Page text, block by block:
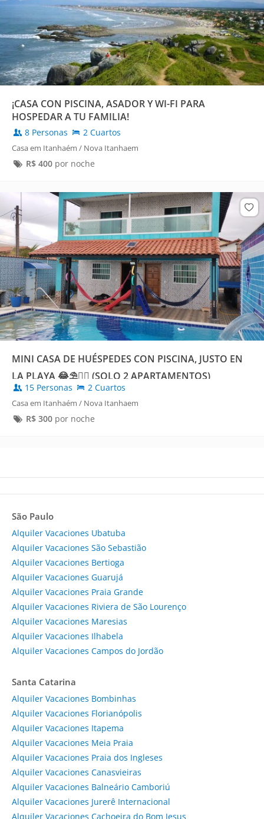
¡CASA CON PISCINA, ASADOR Y WI-FI PARA
HOSPEDAR A TU FAMILIA!
8 Personas 2 Cuartos
Casa em Itanhaém / Nova Itanhaem
R$ 400por noche
MINI CASA DE HUÉSPEDES CON PISCINA, JUSTO EN
LA PLAYA 😂⛱️🏊🏻 (SOLO 2 APARTAMENTOS)
15 Personas 2 Cuartos
Casa em Itanhaém / Nova Itanhaem
R$ 300por noche
São Paulo
Alquiler Vacaciones Ubatuba
Alquiler Vacaciones São Sebastião
Alquiler Vacaciones Bertioga
Alquiler Vacaciones Guarujá
Alquiler Vacaciones Praia Grande
Alquiler Vacaciones Riviera de São Lourenço
Alquiler Vacaciones Maresias
Alquiler Vacaciones Ilhabela
Alquiler Vacaciones Campos do Jordão
Santa Catarina
Alquiler Vacaciones Bombinhas
Alquiler Vacaciones Florianópolis
Alquiler Vacaciones Itapema
Alquiler Vacaciones Meia Praia
Alquiler Vacaciones Praia dos Ingleses
Alquiler Vacaciones Canasvieiras
Alquiler Vacaciones Balneário Camboriú
Alquiler Vacaciones Jurerê Internacional
Alquiler Vacaciones Cachoeira do Bom Jesus